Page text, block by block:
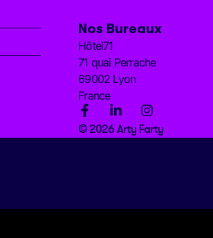
Nos Bureaux
Hôtel71
71 quai Perrache
69002 Lyon
France
© 2026 Arty Farty